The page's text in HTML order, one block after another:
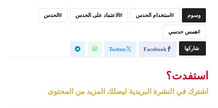
‫‫‫‫وسوم‬ استخدام الحدس الاعتماد على الحدس الحدس
همس حدسي
‫‫ شاركها‬ Facebook
Twitter
استفدت؟
اشترك في النشرة البريدية ليصلك المزيد من المحتوى